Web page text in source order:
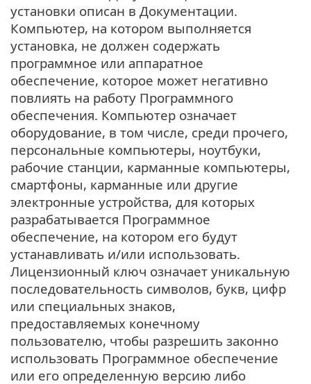
установки описан в Документации.
Компьютер, на котором выполняется
установка, не должен содержать
программное или аппаратное
обеспечение, которое может негативно
повлиять на работу Программного
обеспечения. Компьютер означает
оборудование, в том числе, среди прочего,
персональные компьютеры, ноутбуки,
рабочие станции, карманные компьютеры,
смартфоны, карманные или другие
электронные устройства, для которых
разрабатывается Программное
обеспечение, на котором его будут
устанавливать и/или использовать.
Лицензионный ключ означает уникальную
последовательность символов, букв, цифр
или специальных знаков,
предоставляемых конечному
пользователю, чтобы разрешить законно
использовать Программное обеспечение
или его определенную версию либо